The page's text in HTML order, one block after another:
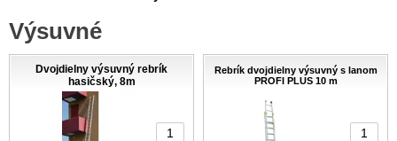
Výsuvné
Dvojdielny výsuvný rebrík
hasičský, 8m
Rebrík dvojdielny výsuvný s lanom
PROFI PLUS 10 m